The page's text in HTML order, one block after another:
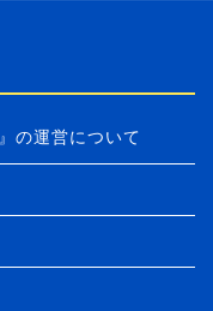
の運営について